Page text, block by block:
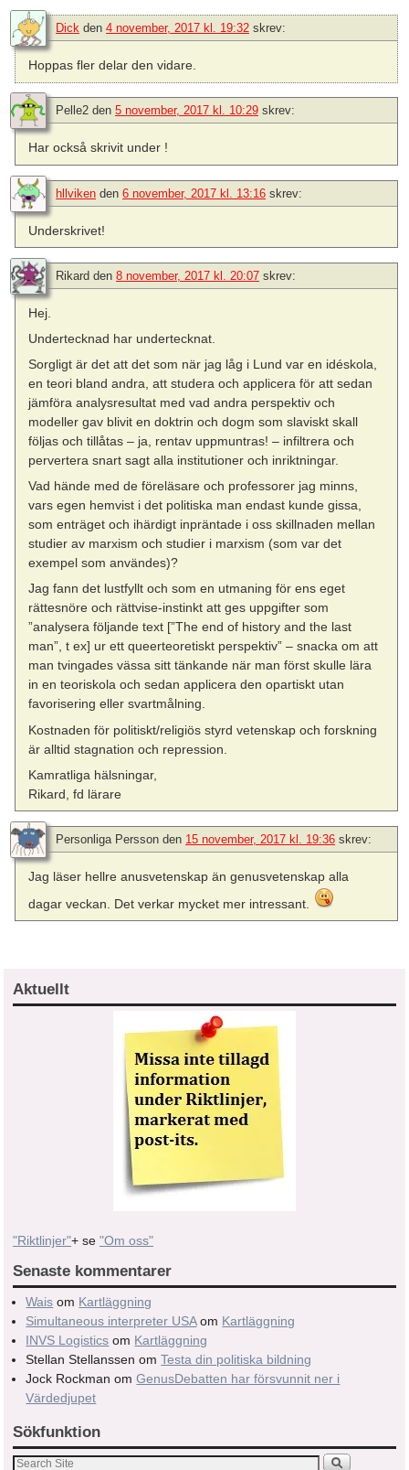
Dick den 4 november, 2017 kl. 19:32 skrev:
Hoppas fler delar den vidare.
Pelle2 den 5 november, 2017 kl. 10:29 skrev:
Har också skrivit under !
hllviken den 6 november, 2017 kl. 13:16 skrev:
Underskrivet!
Rikard den 8 november, 2017 kl. 20:07 skrev:
Hej.
Undertecknad har undertecknat.
Sorgligt är det att det som när jag låg i Lund var en idéskola,
en teori bland andra, att studera och applicera för att sedan
jämföra analysresultat med vad andra perspektiv och
modeller gav blivit en doktrin och dogm som slaviskt skall
följas och tillåtas – ja, rentav uppmuntras! – infiltrera och
pervertera snart sagt alla institutioner och inriktningar.
Vad hände med de föreläsare och professorer jag minns,
vars egen hemvist i det politiska man endast kunde gissa,
som enträget och ihärdigt inpräntade i oss skillnaden mellan
studier av marxism och studier i marxism (som var det
exempel som användes)?
Jag fann det lustfyllt och som en utmaning för ens eget
rättesnöre och rättvise-instinkt att ges uppgifter som
”analysera följande text [”The end of history and the last
man”, t ex] ur ett queerteoretiskt perspektiv” – snacka om att
man tvingades vässa sitt tänkande när man först skulle lära
in en teoriskola och sedan applicera den opartiskt utan
favorisering eller svartmålning.
Kostnaden för politiskt/religiös styrd vetenskap och forskning
är alltid stagnation och repression.
Kamratliga hälsningar,
Rikard, fd lärare
Personliga Persson den 15 november, 2017 kl. 19:36 skrev:
Jag läser hellre anusvetenskap än genusvetenskap alla
dagar veckan. Det verkar mycket mer intressant.
Aktuellt
"Riktlinjer"+ se "Om oss"
Senaste kommentarer
Wais om Kartläggning
Simultaneous interpreter USAom Kartläggning
INVS Logistics om Kartläggning
Stellan Stellanssen omTesta din politiska bildning
Jock Rockman omGenusDebatten har försvunnit ner i
Värdedjupet
Sökfunktion